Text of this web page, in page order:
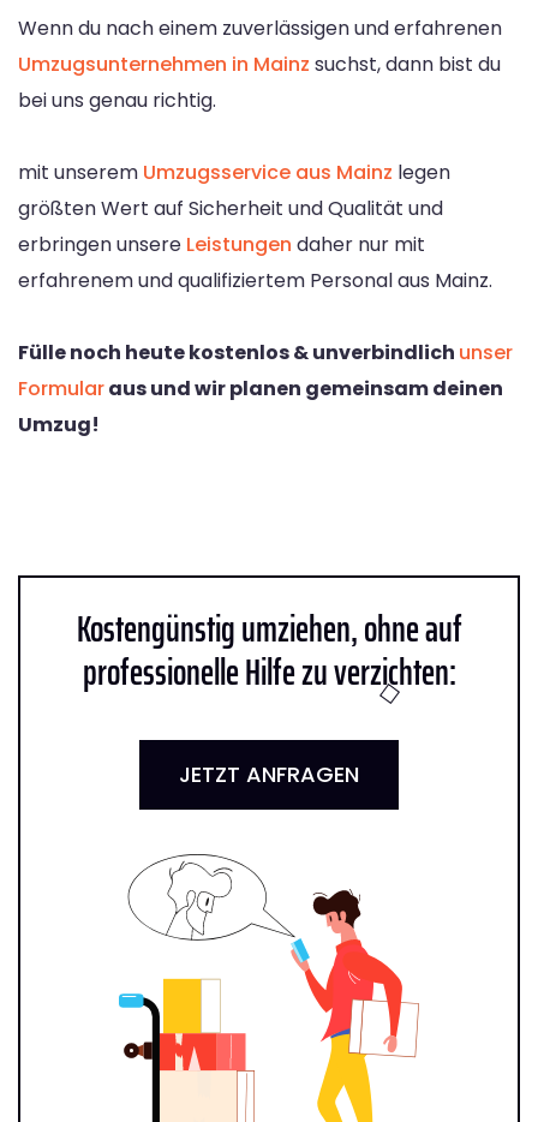
Wenn du nach einem zuverlässigen und erfahrenen
Umzugsunternehmen in Mainz suchst, dann bist du
bei uns genau richtig.
mit unserem Umzugsservice aus Mainz legen
größten Wert auf Sicherheit und Qualität und
erbringen unsere Leistungen daher nur mit
erfahrenem und qualifiziertem Personal aus Mainz.
Fülle noch heute kostenlos & unverbindlich unser
Formularaus und wir planen gemeinsam deinen
Umzug!
Kostengünstig umziehen, ohne auf
professionelle Hilfe zu verzichten:
JETZT ANFRAGEN